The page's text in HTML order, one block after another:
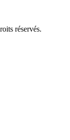
réservés.